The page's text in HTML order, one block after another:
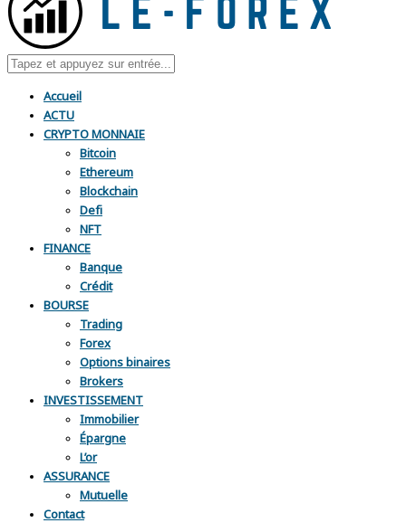
Accueil
ACTU
CRYPTO MONNAIE
Bitcoin
Ethereum
Blockchain
Defi
NFT
FINANCE
Banque
Crédit
BOURSE
Trading
Forex
Options binaires
Brokers
INVESTISSEMENT
Immobilier
Épargne
L’or
ASSURANCE
Mutuelle
Contact